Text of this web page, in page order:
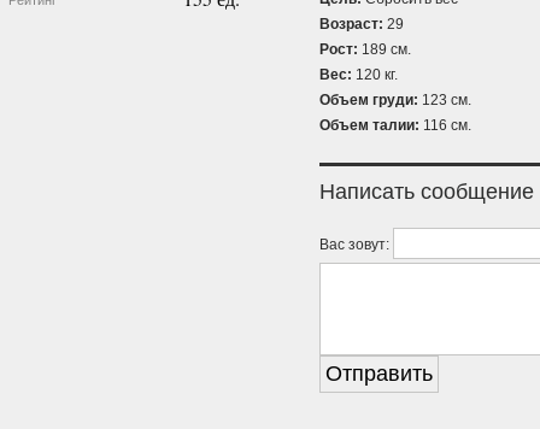
Возраст: 29
Рост: 189 см.
Вес: 120 кг.
Объем груди: 123 см.
Объем талии: 116 см.
Написать сообщение
Вас зовут: